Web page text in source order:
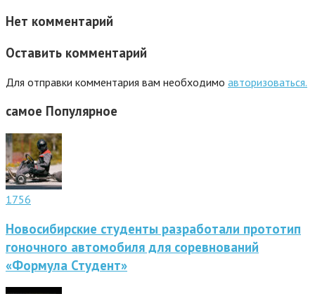
Нет комментарий
Оставить комментарий
Для отправки комментария вам необходимо авторизоваться.
самое Популярное
1756
Новосибирские студенты разработали прототип
гоночного автомобиля для соревнований
«Формула Студент»